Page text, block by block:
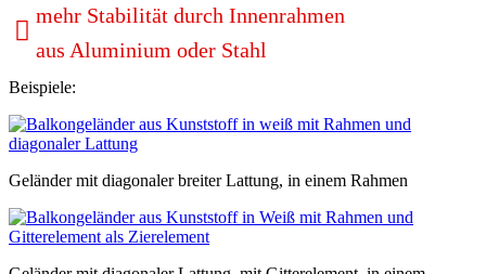
mehr Stabilität durch Innenrahmen
aus Aluminium oder Stahl
Beispiele:
Geländer mit diagonaler breiter Lattung, in einem Rahmen